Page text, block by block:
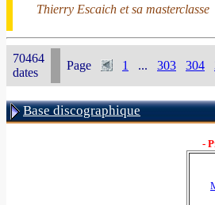
Thierry Escaich et sa masterclasse
70464
dates
Page 1 ... 303 304
Base discographique
-